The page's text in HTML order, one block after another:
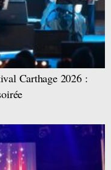
Carthage 2026 :